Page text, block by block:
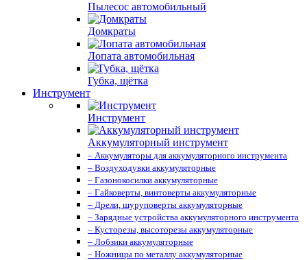
Пылесос автомобильный
Домкраты
Лопата автомобильная
Губка, щётка
Инструмент
Инструмент
Аккумуляторный инструмент
– Аккумуляторы для аккумуляторного инструмента
– Воздуходувки аккумуляторные
– Газонокосилки аккумуляторные
– Гайковерты, винтоверты аккумуляторные
– Дрели, шуруповерты аккумуляторные
– Зарядные устройства аккумуляторного инструмента
– Кусторезы, высоторезы аккумуляторные
– Лобзики аккумуляторные
– Ножницы по металлу аккумуляторные